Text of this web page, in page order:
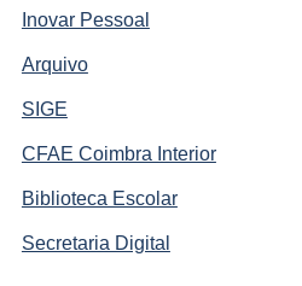
Inovar Pessoal
Arquivo
SIGE
CFAE Coimbra Interior
Biblioteca Escolar
Secretaria Digital